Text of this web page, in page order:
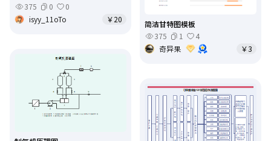
375
0
0
isyy_11oTo
￥20
简洁甘特图模板
375
1
4
奇异果
￥3